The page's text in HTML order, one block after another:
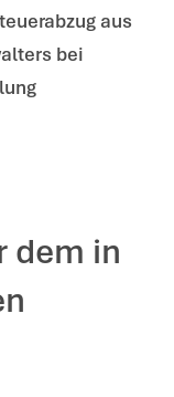
aus
bei
dem in